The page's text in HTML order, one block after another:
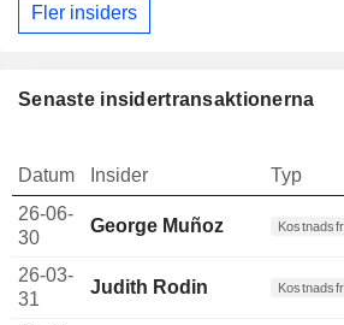
Fler insiders
Senaste insidertransaktionerna
Datum Insider Typ
26-06-
30
George Muñoz
26-03-
31
Judith Rodin